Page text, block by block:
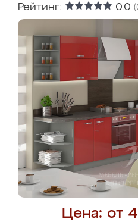
Рейтинг: 0.0 (
Цена: от